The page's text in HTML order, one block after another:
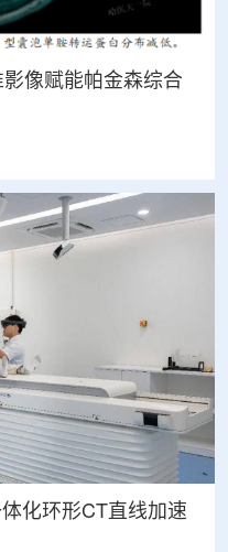
像赋能帕金森综合
化环形CT直线加速